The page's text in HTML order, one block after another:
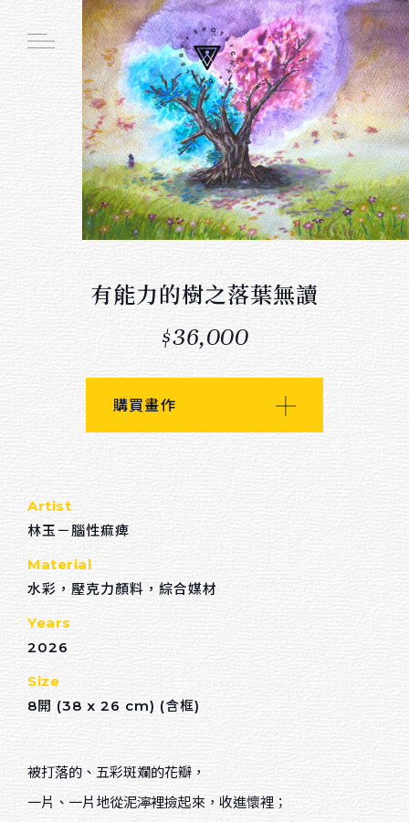
Main function
線上畫廊
周邊商品
創作者介紹
關於我們
連絡我們
招募夥伴
油畫
壓克力顏料
有能力的樹之落葉無讀
$36,000
購買畫作
Artist
林玉－腦性痲痺
Material
水彩，壓克力顏料，綜合媒材
Years
2026
Size
8開 (38 x 26 cm) (含框)
被打落的、五彩斑斕的花瓣，
一片、一片地從泥濘裡撿起來，收進懷裡；